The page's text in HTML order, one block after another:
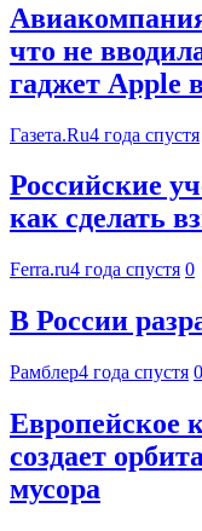
что не
гаджет Apple
Газета.Ru4 года спустя
Российские
как сделать
Ferra.ru4 года спустя 0
В России
Рамблер4 года спустя 0
Европейское
создает
мусора